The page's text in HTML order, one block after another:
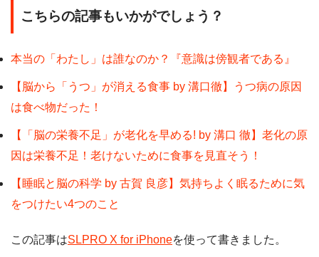
こちらの記事もいかがでしょう？
本当の「わたし」は誰なのか？『意識は傍観者である』
【脳から「うつ」が消える食事 by 溝口徹】うつ病の原因
は食べ物だった！
【「脳の栄養不足」が老化を早める! by 溝口 徹】老化の原
因は栄養不足！老けないために食事を見直そう！
【睡眠と脳の科学 by 古賀 良彦】気持ちよく眠るために気
をつけたい4つのこと
この記事はSLPRO X for iPhoneを使って書きました。